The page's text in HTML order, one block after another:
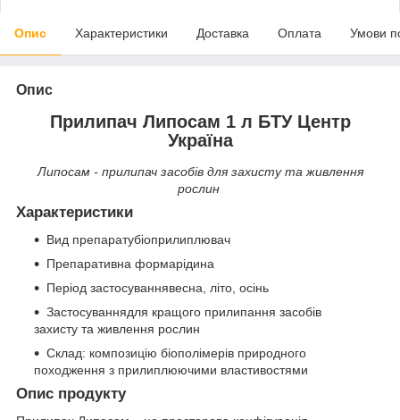
Опис Характеристики Доставка Оплата Умови
Опис
Прилипач Липосам 1 л БТУ Центр
Україна
Липосам - прилипач засобів для захисту та живлення
рослин
Характеристики
Вид препаратубіоприлиплювач
Препаративна формарідина
Період застосуваннявесна, літо, осінь
Застосуваннядля кращого прилипання засобів
захисту та живлення рослин
Склад: композицію біополімерів природного
походження з прилиплюючими властивостями
Опис продукту